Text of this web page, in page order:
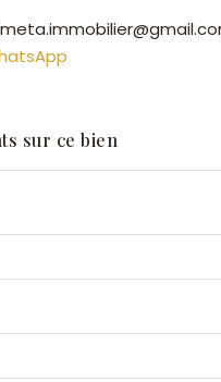
sur ce bien